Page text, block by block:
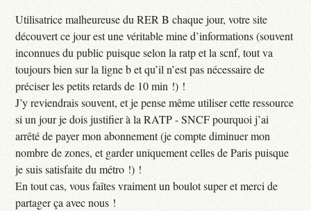
Utilisatrice malheureuse du RER B chaque jour, votre site
découvert ce jour est une véritable mine d’informations (souvent
inconnues du public puisque selon la ratp et la scnf, tout va
toujours bien sur la ligne b et qu’il n’est pas nécessaire de
préciser les petits retards de 10 min !) !
J’y reviendrais souvent, et je pense même utiliser cette ressource
si un jour je dois justifier à la RATP - SNCF pourquoi j’ai
arrêté de payer mon abonnement (je compte diminuer mon
nombre de zones, et garder uniquement celles de Paris puisque
je suis satisfaite du métro !) !
En tout cas, vous faîtes vraiment un boulot super et merci de
partager ça avec nous !